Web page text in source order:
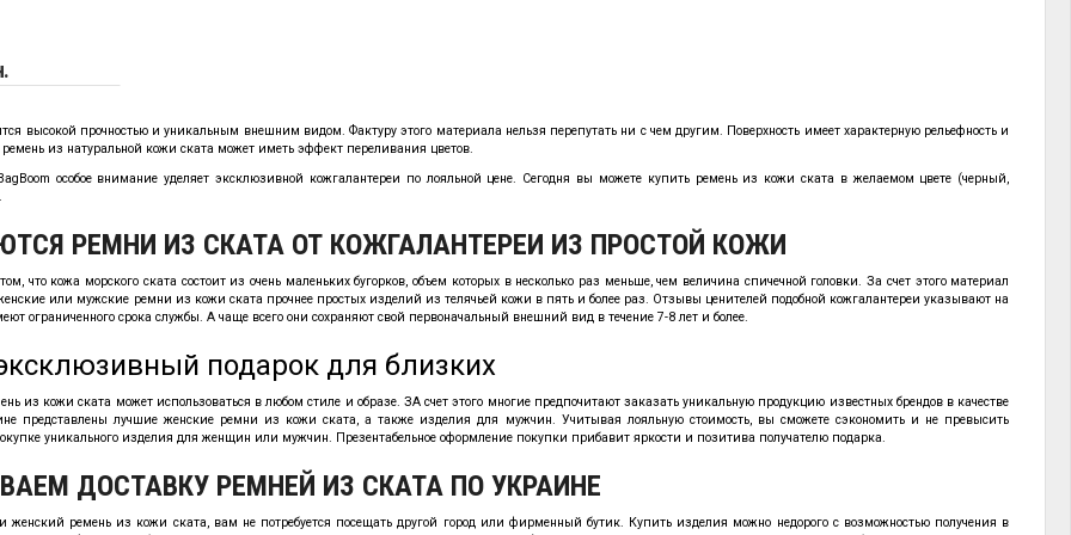
высокой прочностью и уникальным внешним видом. Фактуру этого материала нельзя перепутать ни с чем другим. Поверхность имеет характерную рельефность и
ремень из натуральной кожи ската может иметь эффект переливания цветов.
особое внимание уделяет эксклюзивной кожгалантереи по лояльной цене. Сегодня вы можете купить ремень из кожи ската в желаемом цвете (черный,
РЕМНИ ИЗ СКАТА ОТ КОЖГАЛАНТЕРЕИ ИЗ ПРОСТОЙ КОЖИ
что кожа морского ската состоит из очень маленьких бугорков, объем которых в несколько раз меньше, чем величина спичечной головки. За счет этого материал
или мужские ремни из кожи ската прочнее простых изделий из телячьей кожи в пять и более раз. Отзывы ценителей подобной кожгалантереи указывают на
ограниченного срока службы. А чаще всего они сохраняют свой первоначальный внешний вид в течение 7-8 лет и более.
подарок для близких
из кожи ската может использоваться в любом стиле и образе. ЗА счет этого многие предпочитают заказать уникальную продукцию известных брендов в качестве
представлены лучшие женские ремни из кожи ската, а также изделия для мужчин. Учитывая лояльную стоимость, вы сможете сэкономить и не превысить
уникального изделия для женщин или мужчин. Презентабельное оформление покупки прибавит яркости и позитива получателю подарка.
ДОСТАВКУ РЕМНЕЙ ИЗ СКАТА ПО УКРАИНЕ
ремень из кожи ската, вам не потребуется посещать другой город или фирменный бутик. Купить изделия можно недорого с возможностью получения в